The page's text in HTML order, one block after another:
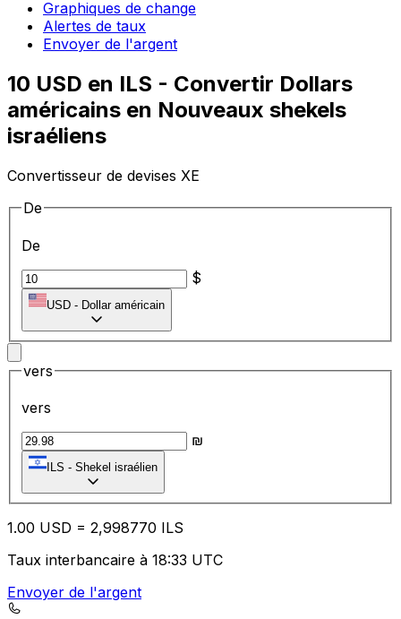
Graphiques de change
Alertes de taux
Envoyer de l'argent
10 USD en ILS - Convertir Dollars
américains en Nouveaux shekels
israéliens
Convertisseur de devises XE
De
De
$
USD - Dollar américain
vers
vers
₪
ILS - Shekel israélien
1.00 USD = 2,998770 ILS
Taux interbancaire à 18:33 UTC
Envoyer de l'argent